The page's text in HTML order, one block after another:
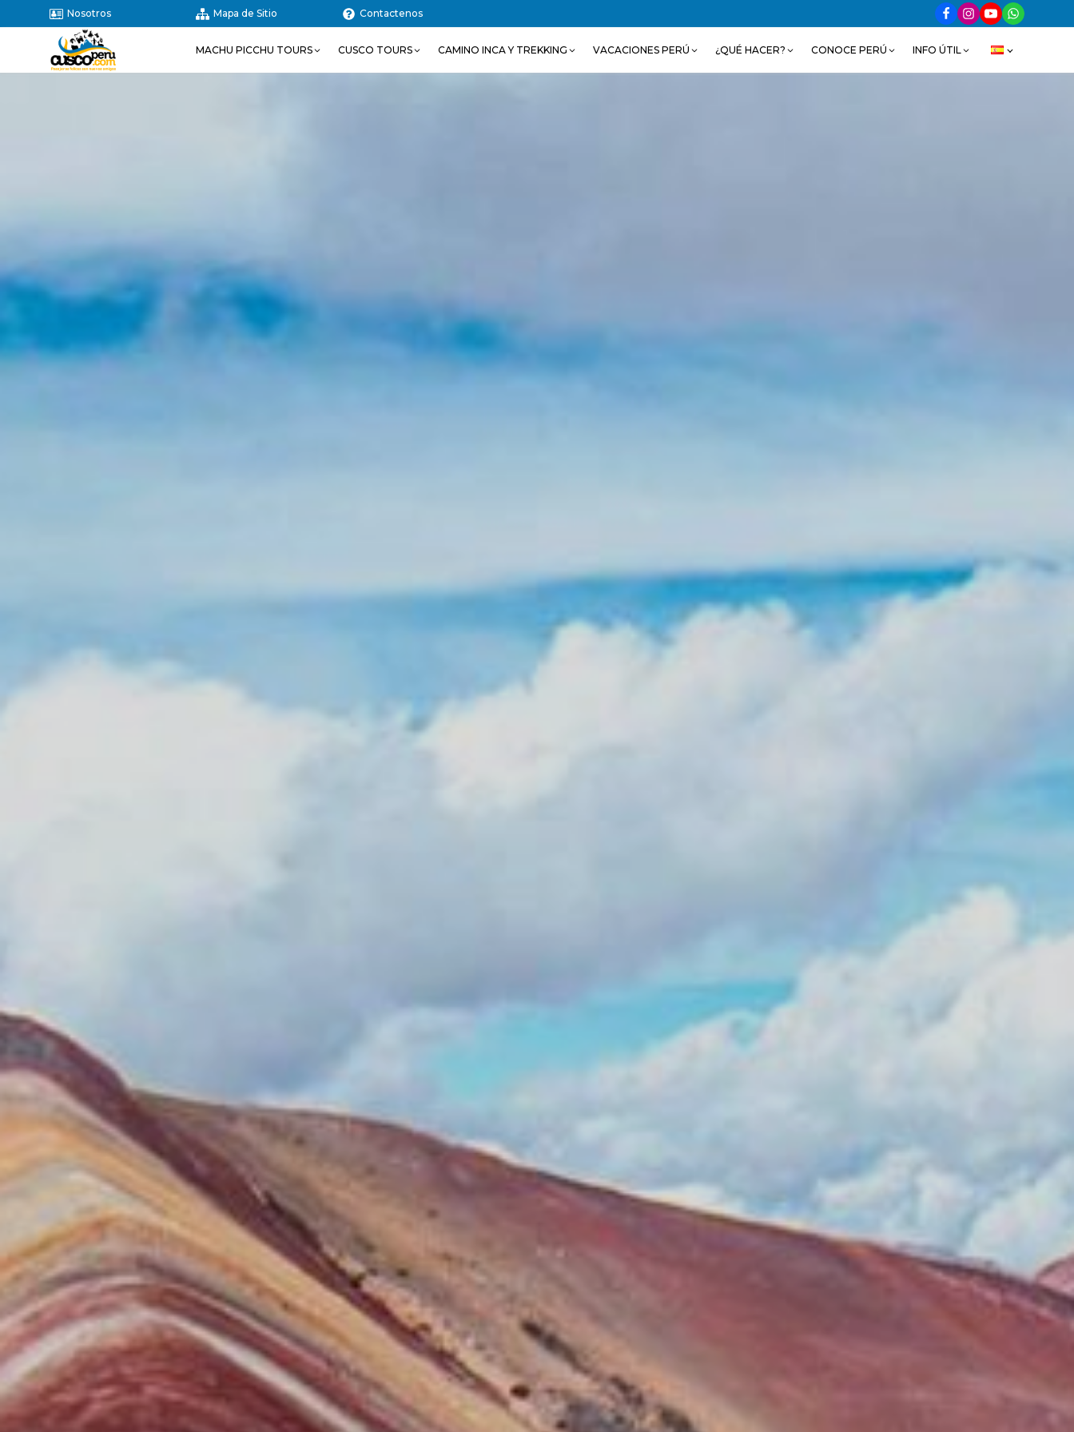
Nosotros Mapa de Sitio Contactenos
MACHU PICCHU TOURS CUSCO TOURS CAMINO INCA Y TREKKING VACACIONES PERÚ ¿QUÉ HACER? CONOCE PERÚ INFO ÚTIL